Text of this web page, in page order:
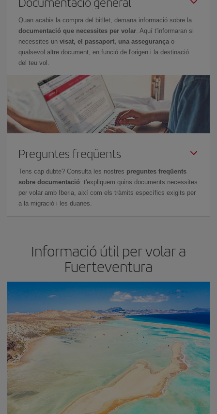
Quan acabis la compra del bitllet, demana informació sobre la
documentació que necessites per volar. Aquí t'informaran si
necessites un visat, el passaport, una assegurança o
qualsevol altre document, en funció de l'origen i la destinació
del teu vol.
Preguntes freqüents
Tens cap dubte? Consulta les nostres preguntes freqüents
sobre documentació: t'expliquem quins documents necessites
per volar amb Iberia, així com els tràmits específics exigits per
a la migració i les duanes.
Informació útil per volar a
Fuerteventura